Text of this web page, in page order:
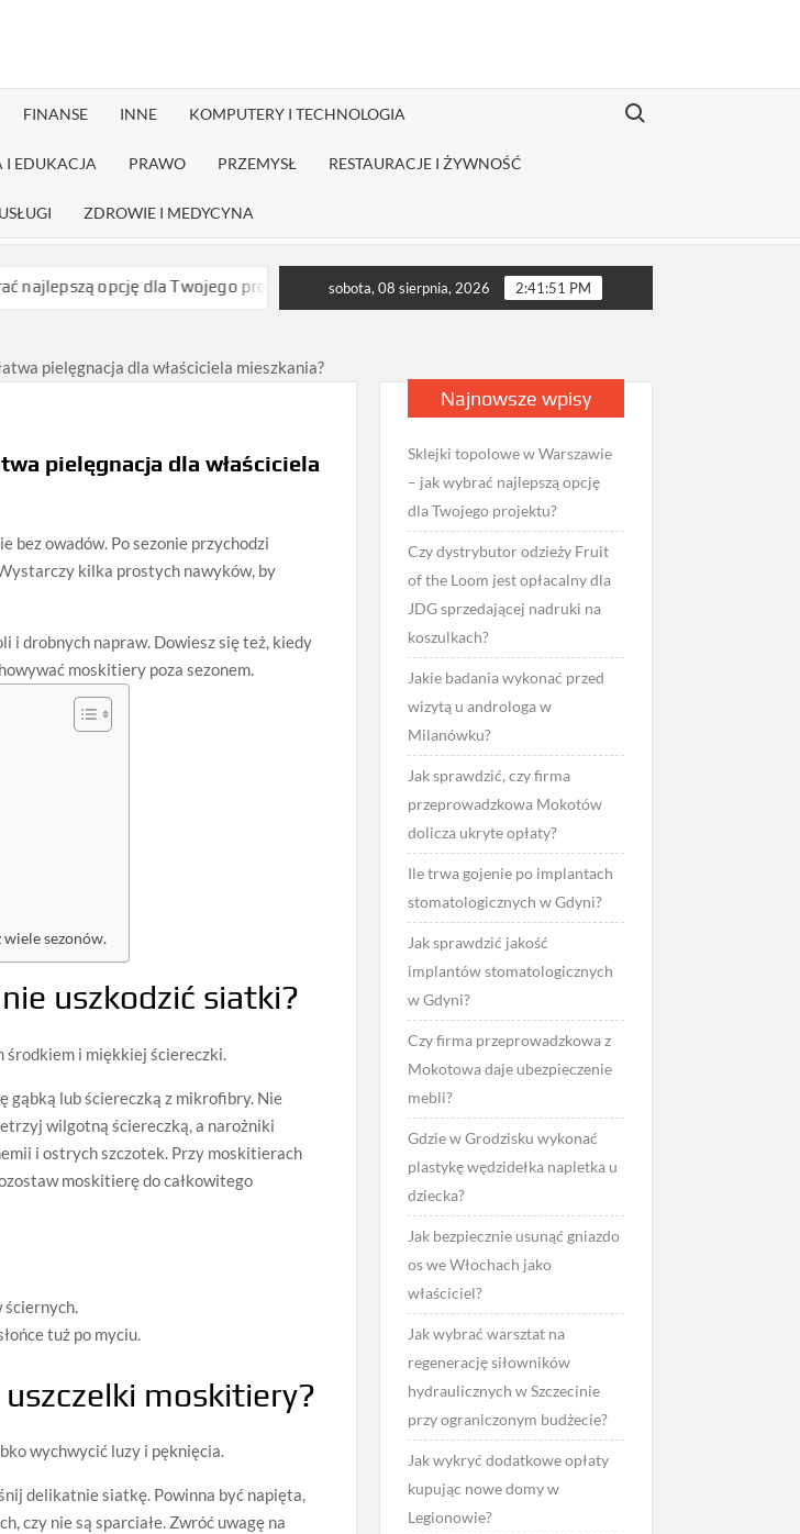
FINANSE INNE KOMPUTERY I TECHNOLOGIA
I EDUKACJA PRAWO PRZEMYSŁ RESTAURACJE I ŻYWNOŚĆ
USŁUGI ZDROWIE I MEDYCYNA
Search for:
dla Twojego projektu? Czy dystrybutor odzieży Fruit of the Loom jest opłacalny dla JDG
sobota, 08 sierpnia, 2026 2:41:52 PM
pielęgnacja dla właściciela mieszkania?
pielęgnacja dla właściciela
bez owadów. Po sezonie przychodzi
kilka prostych nawyków, by
i drobnych napraw. Dowiesz się też, kiedy
moskitiery poza sezonem.
sezonów.
uszkodzić siatki?
i miękkiej ściereczki.
gąbką lub ściereczką z mikrofibry. Nie
wilgotną ściereczką, a narożniki
i ostrych szczotek. Przy moskitierach
moskitierę do całkowitego
tuż po myciu.
moskitiery?
wychwycić luzy i pęknięcia.
delikatnie siatkę. Powinna być napięta,
czy nie są sparciałe. Zwróć uwagę na
Najnowsze wpisy
Sklejki topolowe w Warszawie
– jak wybrać najlepszą opcję
dla Twojego projektu?
Czy dystrybutor odzieży Fruit
of the Loom jest opłacalny dla
JDG sprzedającej nadruki na
koszulkach?
Jakie badania wykonać przed
wizytą u androloga w
Milanówku?
Jak sprawdzić, czy firma
przeprowadzkowa Mokotów
dolicza ukryte opłaty?
Ile trwa gojenie po implantach
stomatologicznych w Gdyni?
Jak sprawdzić jakość
implantów stomatologicznych
w Gdyni?
Czy firma przeprowadzkowa z
Mokotowa daje ubezpieczenie
mebli?
Gdzie w Grodzisku wykonać
plastykę wędzidełka napletka u
dziecka?
Jak bezpiecznie usunąć gniazdo
os we Włochach jako
właściciel?
Jak wybrać warsztat na
regenerację siłowników
hydraulicznych w Szczecinie
przy ograniczonym budżecie?
Jak wykryć dodatkowe opłaty
kupując nowe domy w
Legionowie?